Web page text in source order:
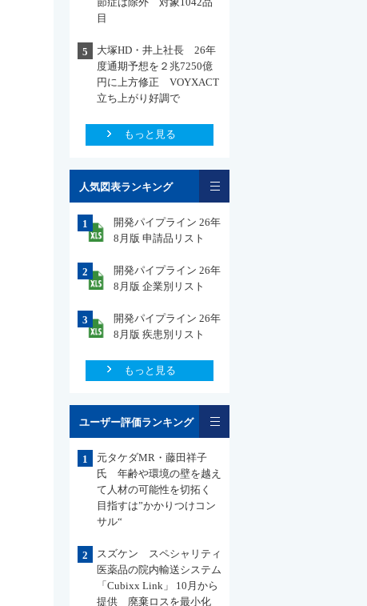
目
5
大塚HD・井上社長 26年
度通期予想を２兆7250億
円に上方修正 VOYXACT
立ち上がり好調で
もっと見る
人気図表ランキング
1
開発パイプライン 26年
8月版 申請品リスト
2
開発パイプライン 26年
8月版 企業別リスト
3
開発パイプライン 26年
8月版 疾患別リスト
もっと見る
ユーザー評価ランキング
1
元タケダMR・藤田祥子
氏 年齢や環境の壁を越え
て人材の可能性を切拓く
目指すは”かかりつけコン
サル“
2
スズケン スペシャリティ
医薬品の院内輸送システム
「Cubixx Link」 10月から
提供 廃棄ロスを最小化